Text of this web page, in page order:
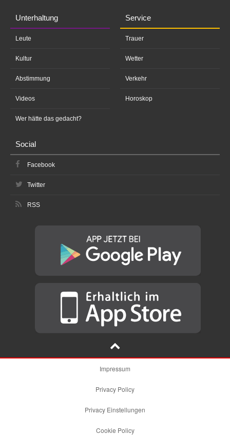
Unterhaltung
Leute
Kultur
Abstimmung
Videos
Wer hätte das gedacht?
Service
Trauer
Wetter
Verkehr
Horoskop
Social
Facebook
Twitter
RSS
Impressum
Privacy Policy
Privacy Einstellungen
Cookie Policy